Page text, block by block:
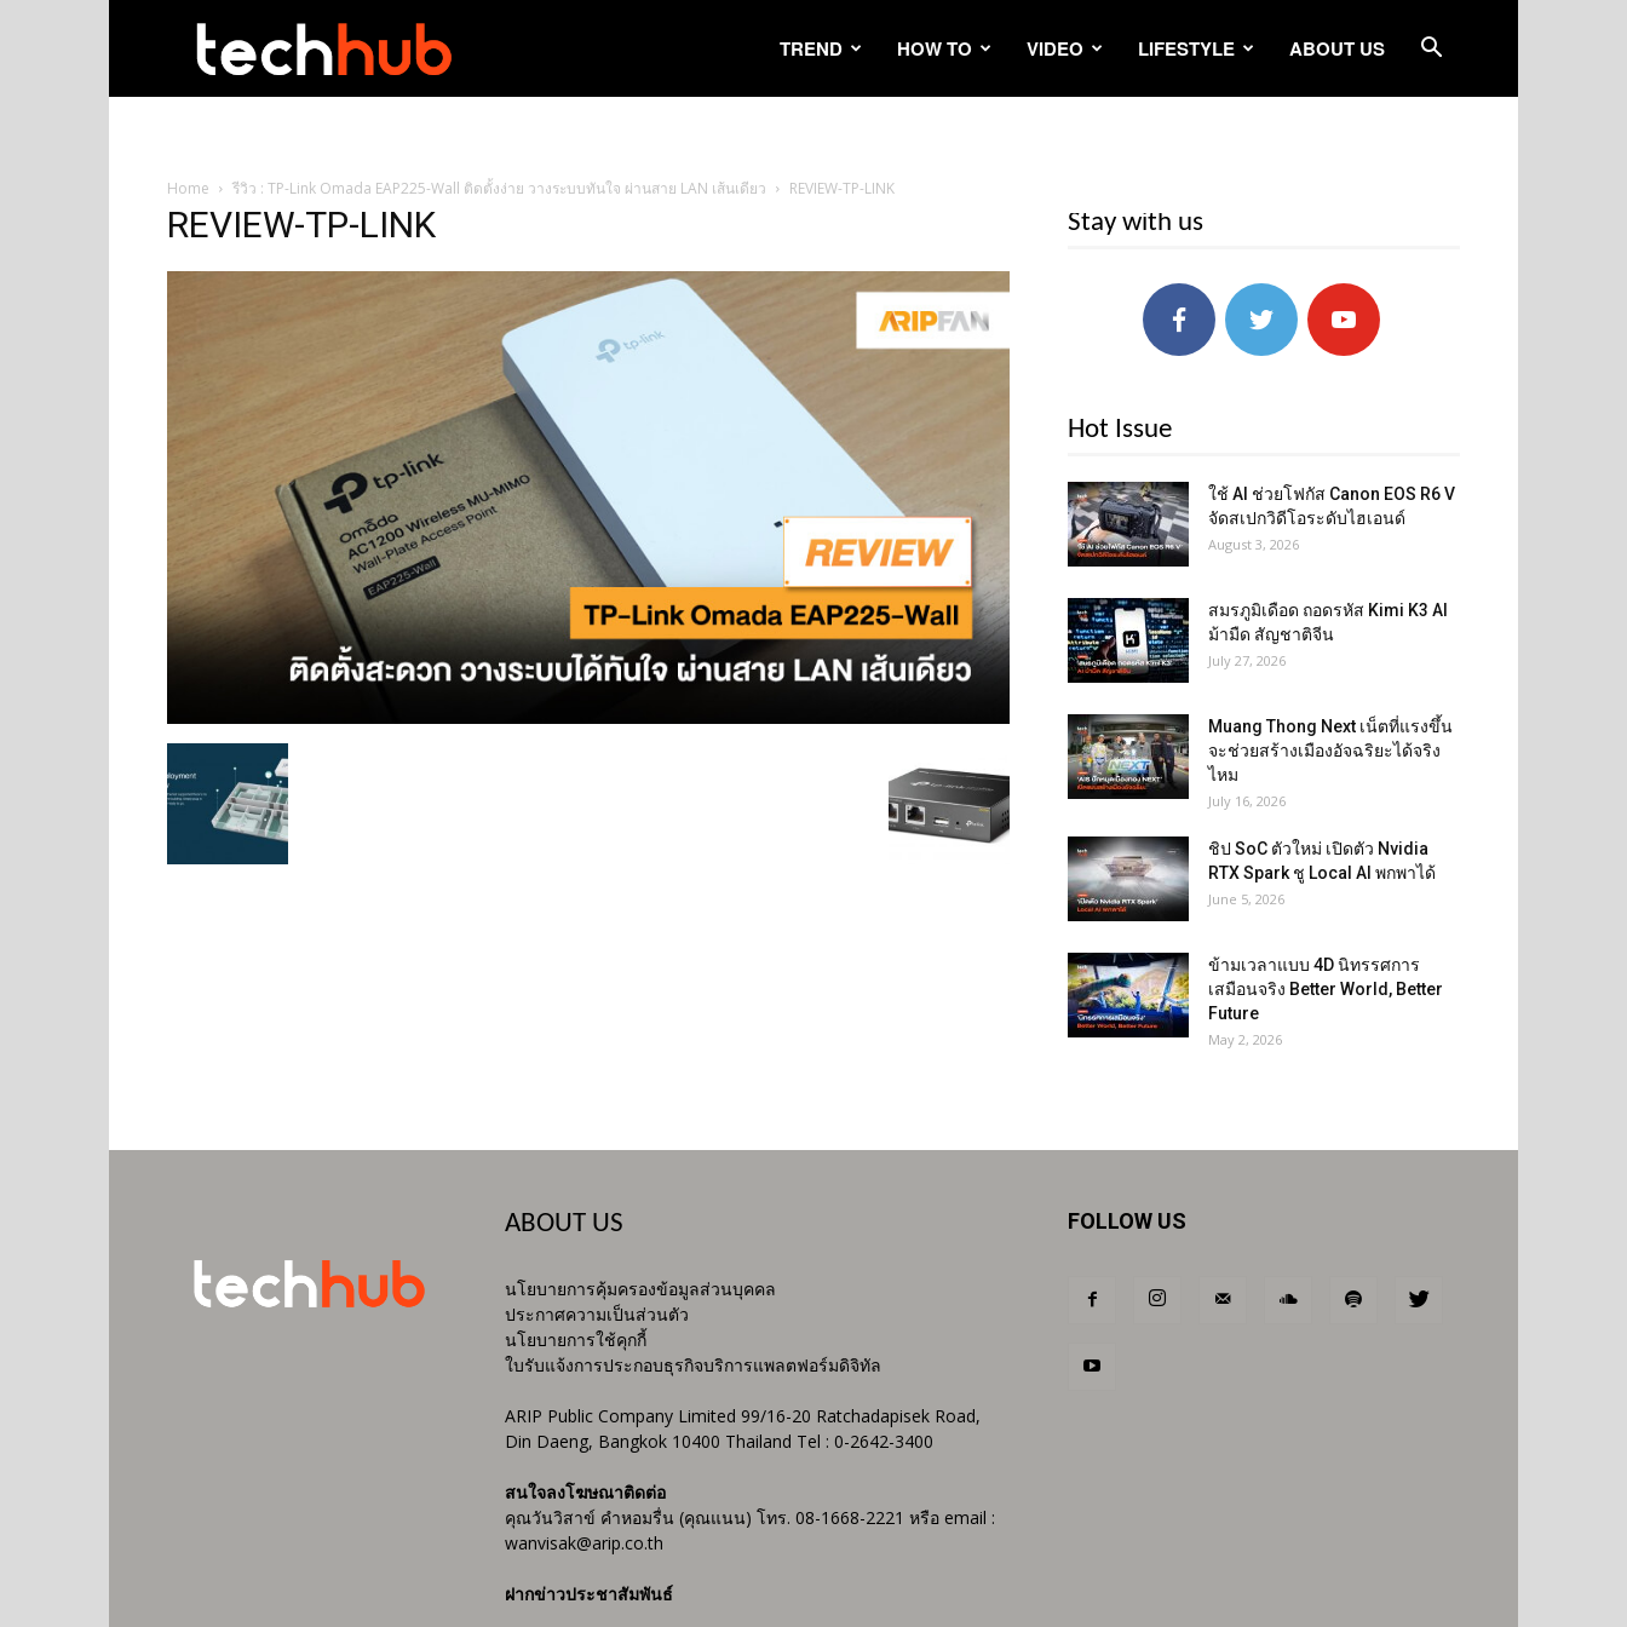
TREND HOW TO VIDEO LIFESTYLE ABOUT US
Home รีวิว : TP-Link Omada EAP225-Wall ติดตั้งง่าย วางระบบทันใจ ผ่านสาย LAN เส้นเดียว REVIEW-TP-LINK
REVIEW-TP-LINK Stay with us
Hot Issue
ใช้ AI ช่วยโฟกัส Canon EOS R6 V
จัดสเปกวิดีโอระดับไฮเอนด์
August 3, 2026
สมรภูมิเดือด ถอดรหัส Kimi K3 AI
ม้ามืด สัญชาติจีน
July 27, 2026
Muang Thong Next เน็ตที่แรงขึ้น
จะช่วยสร้างเมืองอัจฉริยะได้จริง
ไหม
July 16, 2026
ชิป SoC ตัวใหม่ เปิดตัว Nvidia
RTX Spark ชู Local AI พกพาได้
June 5, 2026
ข้ามเวลาแบบ 4D นิทรรศการ
เสมือนจริง Better World, Better
Future
May 2, 2026
ABOUT US
นโยบายการคุ้มครองข้อมูลส่วนบุคคล
ประกาศความเป็นส่วนตัว
นโยบายการใช้คุกกี้
ใบรับแจ้งการประกอบธุรกิจบริการแพลตฟอร์มดิจิทัล
ARIP Public Company Limited 99/16-20 Ratchadapisek Road,
Din Daeng, Bangkok 10400 Thailand Tel : 0-2642-3400
สนใจลงโฆษณาติดต่อ
คุณวันวิสาข์ คำหอมรื่น (คุณแนน) โทร. 08-1668-2221 หรือ email :
wanvisak@arip.co.th
ฝากข่าวประชาสัมพันธ์
FOLLOW US